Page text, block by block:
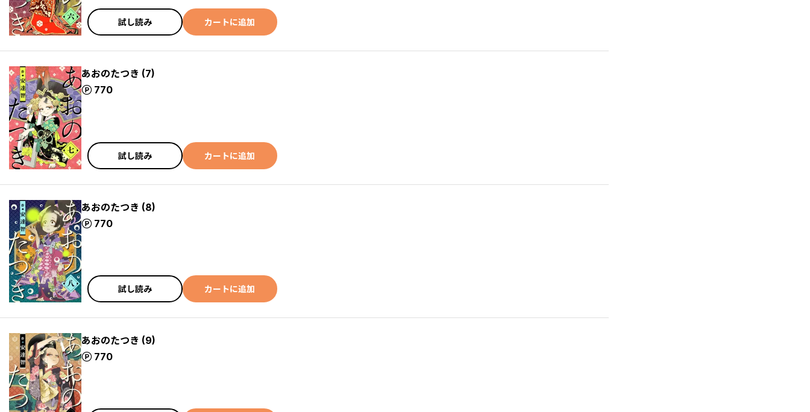
試し読み カートに追加
あおのたつき (7)
770
ポイント
試し読み カートに追加
あおのたつき (8)
770
ポイント
試し読み カートに追加
あおのたつき (9)
770
ポイント